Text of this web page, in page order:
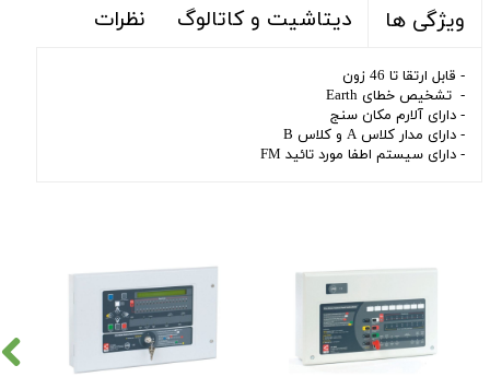
ویژگی ها دیتاشیت و کاتالوگ نظرات
- قابل ارتقا تا 46 زون
- تشخیص خطای Earth
- دارای آلارم مکان سنج
- دارای مدار کلاس A و کلاس B
- دارای سیستم اطفا مورد تائید FM